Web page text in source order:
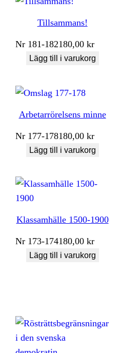
Tillsammans!
Nr 181-182180,00kr
Lägg till i varukorg
Arbetarrörelsens minne
Nr 177-178180,00kr
Lägg till i varukorg
Klassamhälle 1500-1900
Nr 173-174180,00kr
Lägg till i varukorg